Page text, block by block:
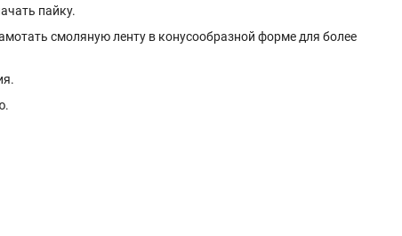
пайку.
смоляную ленту в конусообразной форме для более